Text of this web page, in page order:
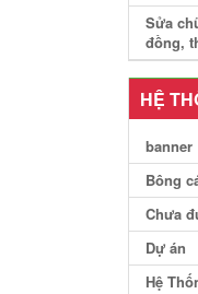
Sửa
đồng,
HỆ
banner
Bông
Chưa
Dự án
Hệ